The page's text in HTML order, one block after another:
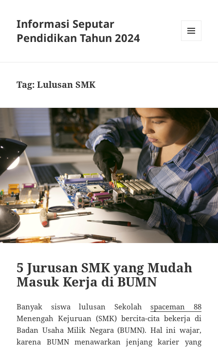
Informasi Seputar
Pendidikan Tahun 2024
Tag:Lulusan SMK
5 Jurusan SMK yang Mudah
Masuk Kerja di BUMN
Banyak siswa lulusan Sekolahspaceman 88
Menengah Kejuruan (SMK) bercita-cita bekerja di
Badan Usaha Milik Negara (BUMN). Hal ini wajar,
karena BUMN menawarkan jenjang karier yang